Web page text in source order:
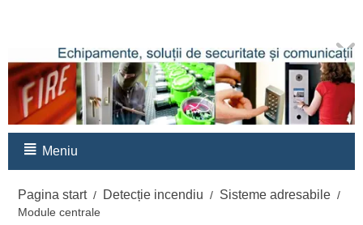
Meniu
Pagina start / Detecție incendiu / Sisteme adresabile /
Module centrale